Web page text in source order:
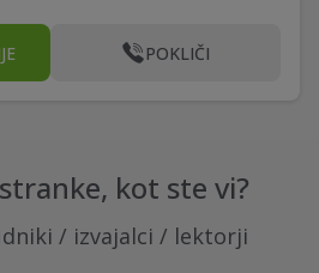
POKLIČI
kot ste vi?
/ izvajalci / lektorji